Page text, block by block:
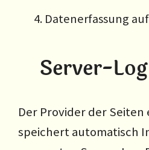
4. Datenerfassung
Server-
Der Provider der
speichert automatisch